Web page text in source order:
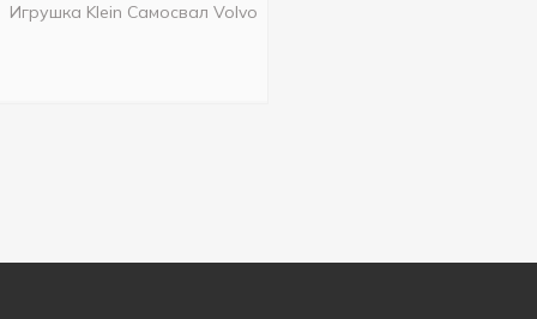
Игрушка Klein Самосвал Volvo